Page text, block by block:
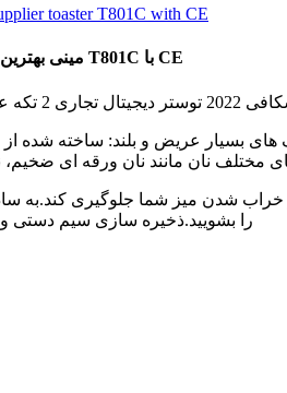
مینی بهترین 2 تکه توستر تامین کننده بهترین کیفیت T801C با CE
خراب شدن میز شما جلوگیری کند.به
را بشویید.ذخیره سازی سیم دستی و